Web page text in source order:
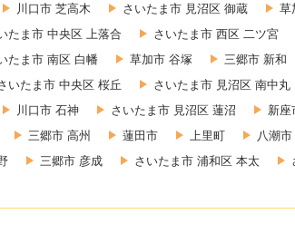
川口市 芝高木 さいたま市 見沼区 御蔵
草
たま市 中央区 上落合
さいたま市 西区 二ツ宮
たま市 南区 白幡 草加市 谷塚
三郷市 新和
いたま市 中央区 桜丘 さいたま市 見沼区 南中丸
川口市 石神 さいたま市 見沼区 蓮沼 新座
三郷市 高州 蓮田市 上里町
八潮
三郷市 彦成 さいたま市 浦和区 本太